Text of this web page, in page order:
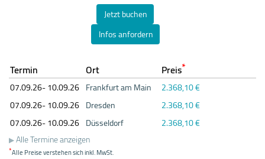
Jetzt buchen
Infos anfordern
Termin Ort Preis*
07.09.26- 10.09.26 Frankfurt am Main
2.368,10 €
07.09.26- 10.09.26 Dresden
2.368,10 €
07.09.26- 10.09.26 Düsseldorf
2.368,10 €
Alle Termine anzeigen
*Alle Preise verstehen sich inkl. MwSt.